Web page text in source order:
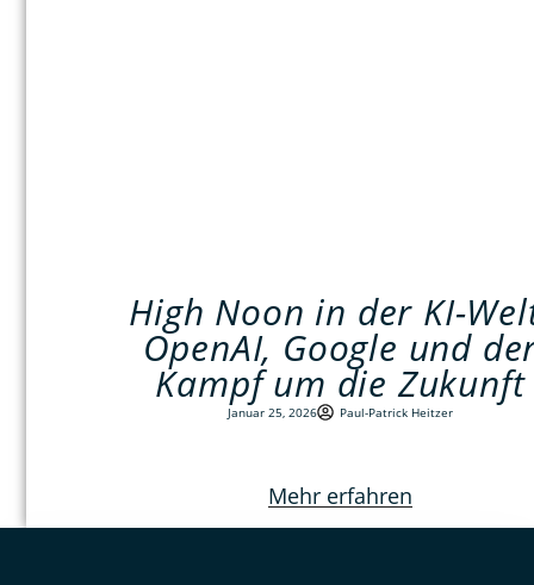
High Noon in der KI-
OpenAI, Google und
Kampf um die Zukunft
Januar 25, 2026 Paul-Patrick Heitzer
Mehr erfahren